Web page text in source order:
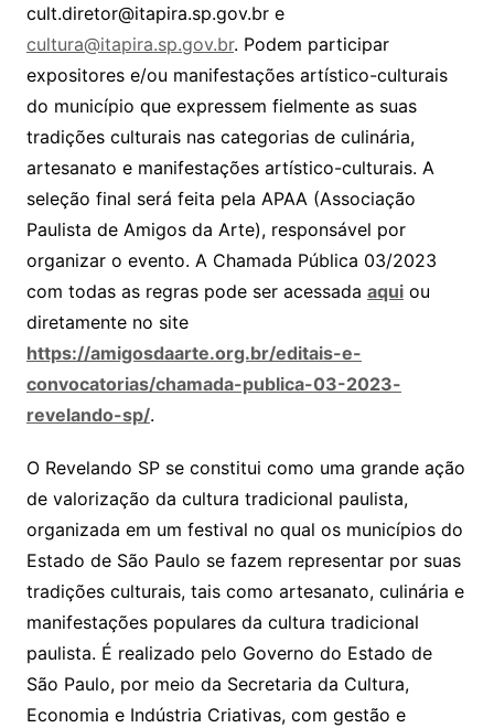
cult.diretor@itapira.sp.gov.br e
cultura@itapira.sp.gov.br. Podem participar
expositores e/ou manifestações artístico-culturais
do município que expressem fielmente as suas
tradições culturais nas categorias de culinária,
artesanato e manifestações artístico-culturais. A
seleção final será feita pela APAA (Associação
Paulista de Amigos da Arte), responsável por
organizar o evento. A Chamada Pública 03/2023
com todas as regras pode ser acessada aquiou
diretamente no site
https://amigosdaarte.org.br/editais-e-
convocatorias/chamada-publica-03-2023-
revelando-sp/.
O Revelando SP se constitui como uma grande ação
de valorização da cultura tradicional paulista,
organizada em um festival no qual os municípios do
Estado de São Paulo se fazem representar por suas
tradições culturais, tais como artesanato, culinária e
manifestações populares da cultura tradicional
paulista. É realizado pelo Governo do Estado de
São Paulo, por meio da Secretaria da Cultura,
Economia e Indústria Criativas, com gestão e